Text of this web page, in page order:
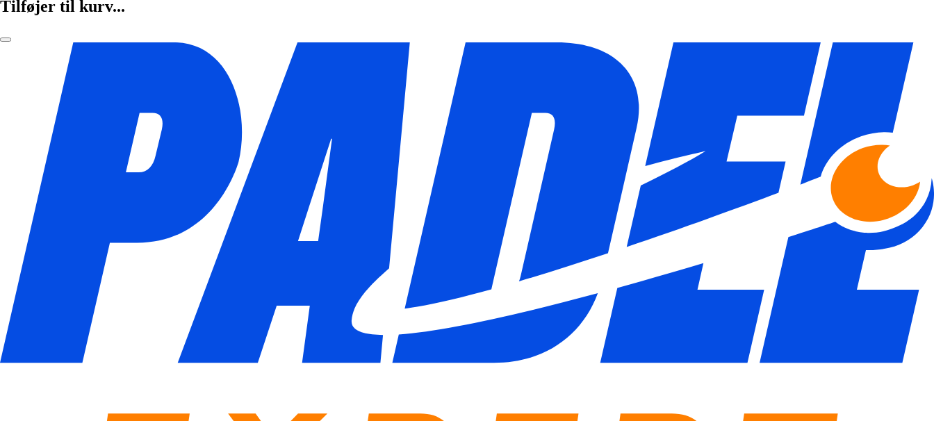
Tilføjer til kurv...